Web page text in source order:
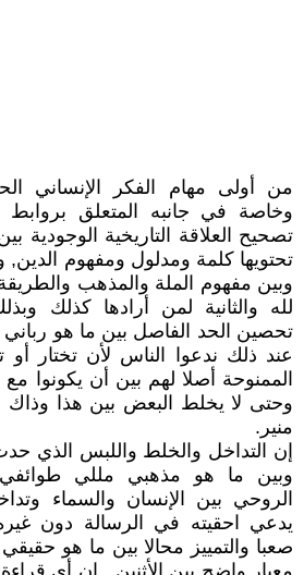
من أولى مهام الفكر الإنساني
وخاصة في جانبه المتعلق بروابط
تصحيح العلاقة التاريخية الوجودية
تحتويها كلمة ومدلول ومفهوم الدين,
وبين مفهوم الملة والمذهب
لله والثانية لمن أرادها كذلك
تحصين الحد الفاصل بين ما هو
عند ذلك ندعوا الناس لأن تختار
الممنوحة أصلا لهم بين أن يكونوا مع
وحتى لا يخلط البعض بين هذا وذاك
منير.
إن التداخل والخلط واللبس الذي
وبين ما هو مذهبي مللي
الروحي بين الإنسان والسماء
يدعي احقيته في الرسالة دون
صعبا والتمييز محالا بين ما هو